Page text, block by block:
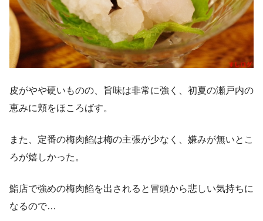
皮がやや硬いものの、旨味は非常に強く、初夏の瀬戸内の
恵みに頬をほころばす。
また、定番の梅肉餡は梅の主張が少なく、嫌みが無いとこ
ろが嬉しかった。
鮨店で強めの梅肉餡を出されると冒頭から悲しい気持ちに
なるので…